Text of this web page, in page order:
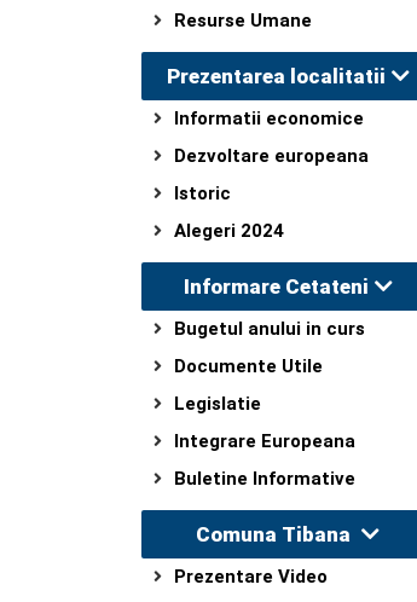
Resurse Umane
Prezentarea localitatii
Informatii economice
Dezvoltare europeana
Istoric
Alegeri 2024
Informare Cetateni
Bugetul anului in curs
Documente Utile
Legislatie
Integrare Europeana
Buletine Informative
Comuna Tibana
Prezentare Video